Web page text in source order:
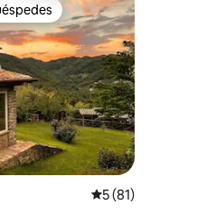
reseñas
preferido
Calificación
5 (81)